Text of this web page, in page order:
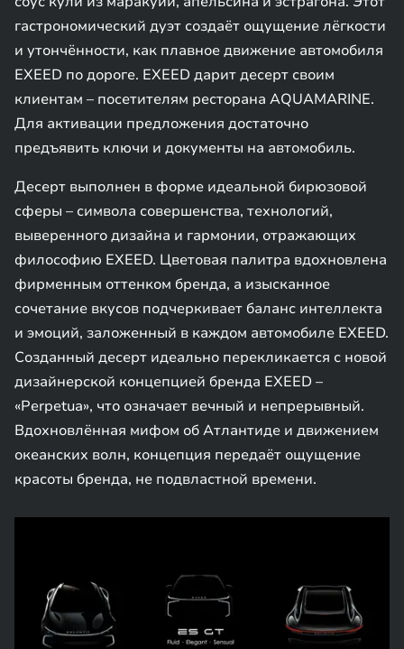
гастрономический дуэт создаёт ощущение лёгкости
и утончённости, как плавное движение автомобиля
EXEED по дороге. EXEED дарит десерт своим
клиентам – посетителям ресторана AQUAMARINE.
Для активации предложения достаточно
предъявить ключи и документы на автомобиль.
Десерт выполнен в форме идеальной бирюзовой
сферы – символа совершенства, технологий,
выверенного дизайна и гармонии, отражающих
философию EXEED. Цветовая палитра вдохновлена
фирменным оттенком бренда, а изысканное
сочетание вкусов подчеркивает баланс интеллекта
и эмоций, заложенный в каждом автомобиле EXEED.
Созданный десерт идеально перекликается с новой
дизайнерской концепцией бренда EXEED –
«Perpetua», что означает вечный и непрерывный.
Вдохновлённая мифом об Атлантиде и движением
океанских волн, концепция передаёт ощущение
красоты бренда, не подвластной времени.